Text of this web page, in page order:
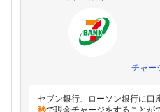
チャー
セブン銀行、ローソン銀行に口